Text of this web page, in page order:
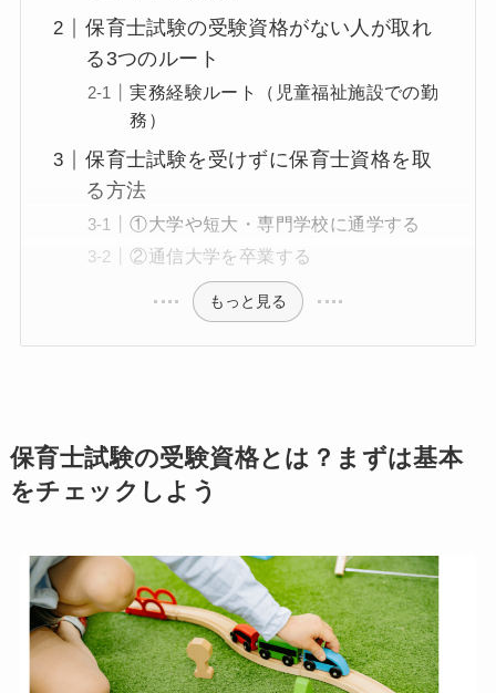
保育士試験の受験資格がない人が取れ
る3つのルート
実務経験ルート（児童福祉施設での勤
務）
保育士試験を受けずに保育士資格を取
る方法
①大学や短大・専門学校に通学する
②通信大学を卒業する
もっと見る
保育士試験の受験資格とは？まずは基本
をチェックしよう